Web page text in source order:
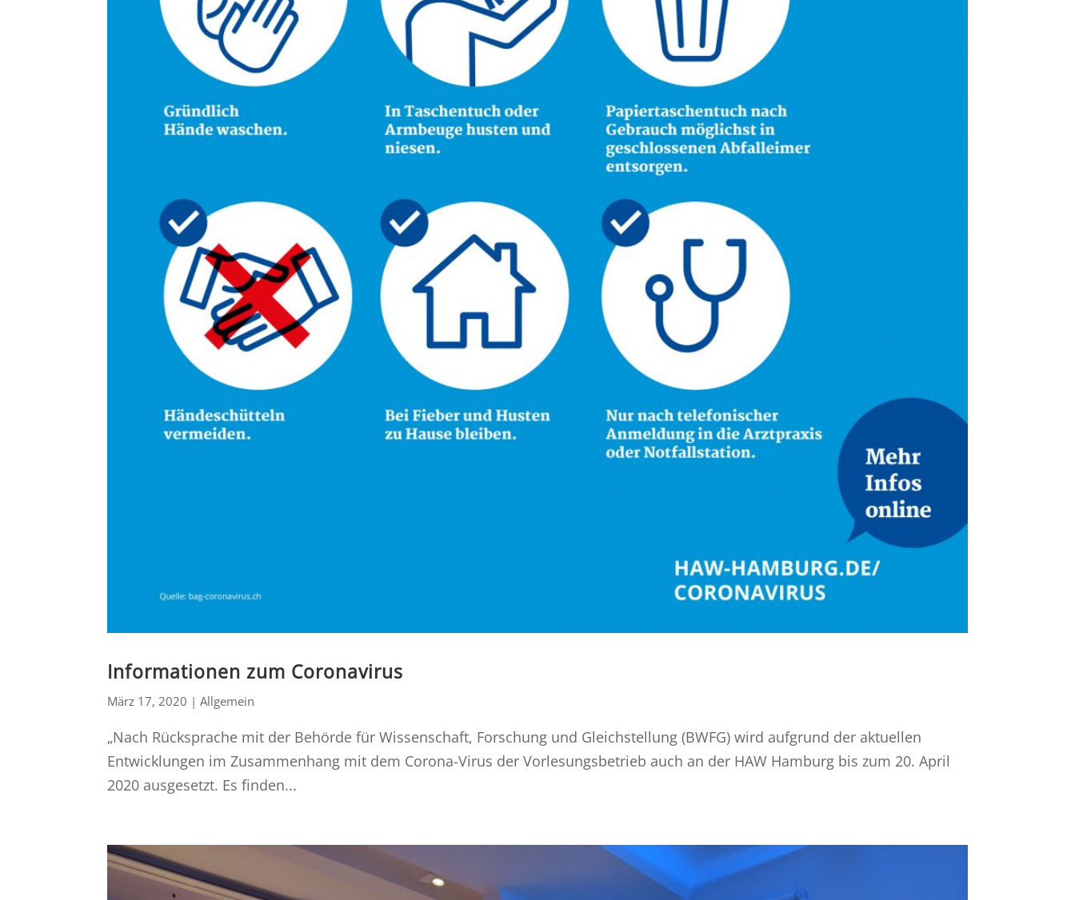
Informationen zum Coronavirus
März 17, 2020 |Allgemein
„Nach Rücksprache mit der Behörde für Wissenschaft, Forschung und Gleichstellung (BWFG) wird aufgrund der aktuellen
Entwicklungen im Zusammenhang mit dem Corona-Virus der Vorlesungsbetrieb auch an der HAW Hamburg bis zum 20. April
2020 ausgesetzt. Es finden...